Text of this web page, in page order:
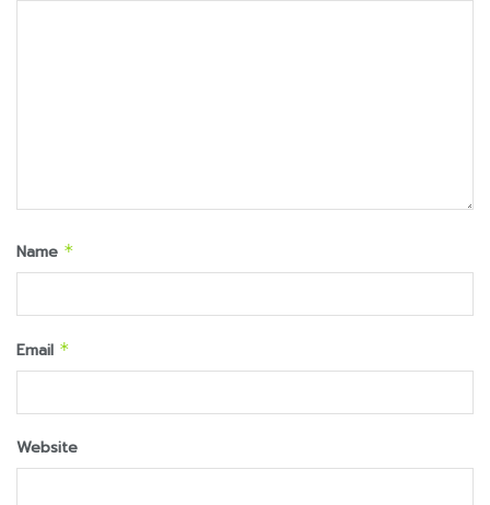
Name *
Email *
Website